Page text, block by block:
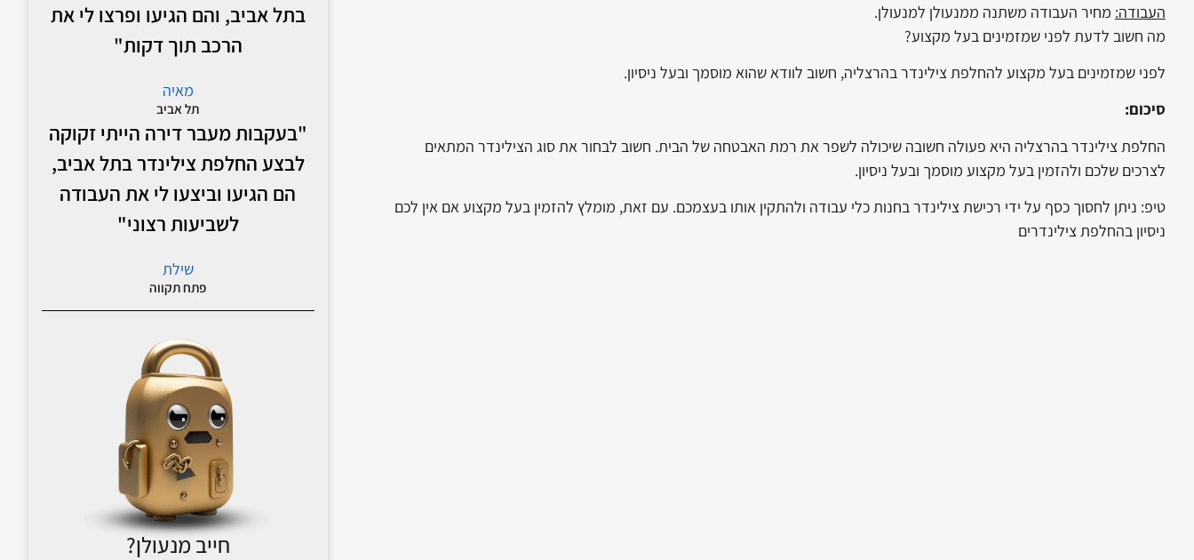
העבודה: מחיר העבודה משתנה ממנעולן למנעולן.
מה חשוב לדעת לפני שמזמינים בעל מקצוע?
לפני שמזמינים בעל מקצוע להחלפת צילינדר בהרצליה, חשוב לוודא שהוא מוסמך ובעל ניסיון.
סיכום:
החלפת צילינדר בהרצליה היא פעולה חשובה שיכולה לשפר את רמת האבטחה של הבית. חשוב לבחור את סוג הצילינדר המתאים
לצרכים שלכם ולהזמין בעל מקצוע מוסמך ובעל ניסיון.
טיפ: ניתן לחסוך כסף על ידי רכישת צילינדר בחנות כלי עבודה ולהתקין אותו בעצמכם. עם זאת, מומלץ להזמין בעל מקצוע אם אין לכם
ניסיון בהחלפת צילינדרים
בתל אביב, והם הגיעו ופרצו לי את
הרכב תוך דקות"
מאיה
תל אביב
"בעקבות מעבר דירה הייתי זקוקה
לבצע החלפת צילינדר בתל אביב,
הם הגיעו וביצעו לי את העבודה
לשביעות רצוני"
שילת
פתח תקווה
חייב מנעולן?